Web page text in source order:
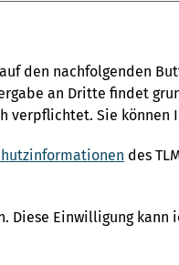
den nachfolgenden
an Dritte findet
verpflichtet. Sie
des
Diese Einwilligung kann